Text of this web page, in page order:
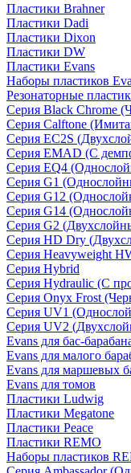
Пластики Brahner
Пластики Dadi
Пластики Dixon
Пластики DW
Пластики Evans
Наборы пластиков
Резонаторные
Серия Black Chrome
Серия Calftone
Серия EC2S
Серия EMAD (С
Серия EQ4
Серия G1
Серия G12
Серия G14
Серия G2
Серия HD Dry
Серия Heavyweight
Серия Hybrid
Серия Hydraulic (С
Серия Onyx Frost
Серия UV1
Серия UV2
Evans для бас-
Evans для малого
Evans для маршевых
Evans для томов
Пластики Ludwig
Пластики Megatone
Пластики Peace
Пластики REMO
Наборы пластиков